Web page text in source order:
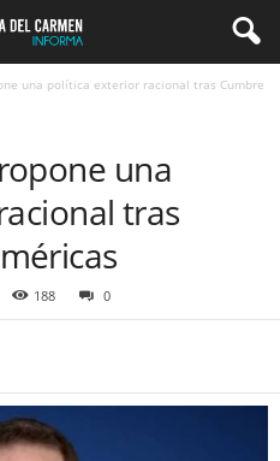
una política exterior racional tras Cumbre
una
tras
188 0